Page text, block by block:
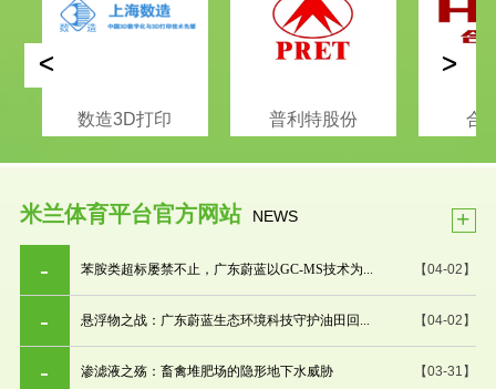
数造3D打印 普利特股份 合
< >
米兰体育平台官方网站 NEWS +
【04-02】
苯胺类超标屡禁不止，广东蔚蓝以GC-MS技术为...
【04-02】
悬浮物之战：广东蔚蓝生态环境科技守护油田回...
【03-31】
渗滤液之殇：畜禽堆肥场的隐形地下水威胁